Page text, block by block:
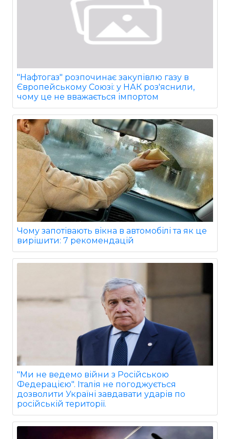
"Нафтогаз" розпочинає закупівлю газу в
Європейському Союзі: у НАК роз'яснили,
чому це не вважається імпортом
Чому запотівають вікна в автомобілі та як це
вирішити: 7 рекомендацій
"Ми не ведемо війни з Російською
Федерацією". Італія не погоджується
дозволити Україні завдавати ударів по
російській території.